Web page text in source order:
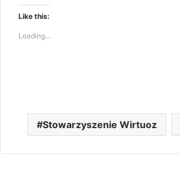
Like this:
Loading...
Stowarzyszenie Wirtuoz